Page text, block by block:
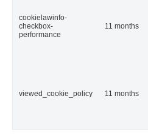
cookielawinfo-
checkbox-
performance
11 months
viewed_cookie_policy 11 months